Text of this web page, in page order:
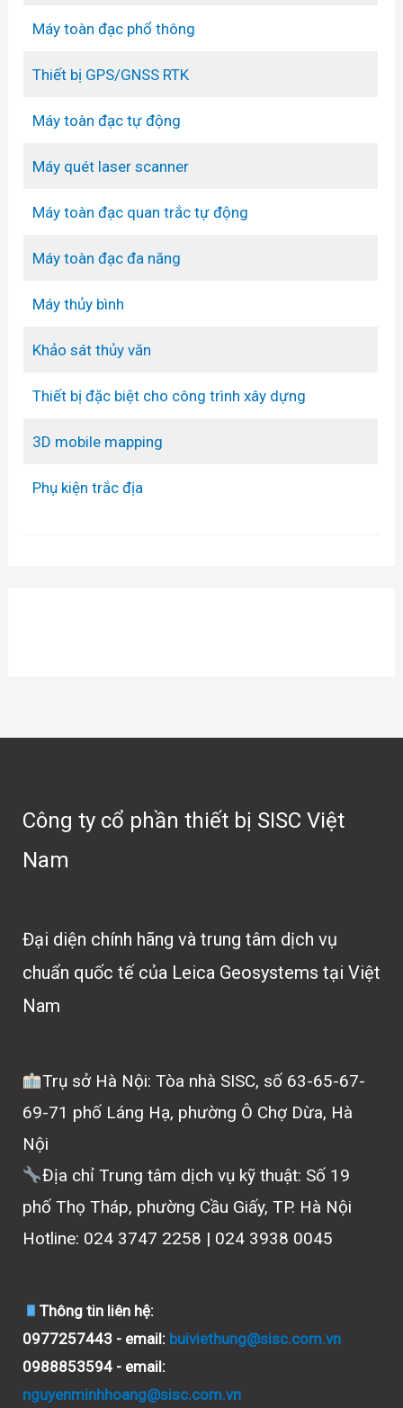
Máy toàn đạc phổ thông
Thiết bị GPS/GNSS RTK
Máy toàn đạc tự động
Máy quét laser scanner
Máy toàn đạc quan trắc tự động
Máy toàn đạc đa năng
Máy thủy bình
Khảo sát thủy văn
Thiết bị đặc biệt cho công trình xây dựng
3D mobile mapping
Phụ kiện trắc địa
Công ty cổ phần thiết bị SISC Việt
Nam
Đại diện chính hãng và trung tâm dịch vụ
chuẩn quốc tế của Leica Geosystems tại Việt
Nam
Trụ sở Hà Nội: Tòa nhà SISC, số 63-65-67-
69-71 phố Láng Hạ, phường Ô Chợ Dừa, Hà
Nội
Địa chỉ Trung tâm dịch vụ kỹ thuật: Số 19
phố Thọ Tháp, phường Cầu Giấy, TP. Hà Nội
Hotline: 024 3747 2258 | 024 3938 0045
Thông tin liên hệ:
0977257443 - email: buiviethung@sisc.com.vn
0988853594 - email:
nguyenminhhoang@sisc.com.vn